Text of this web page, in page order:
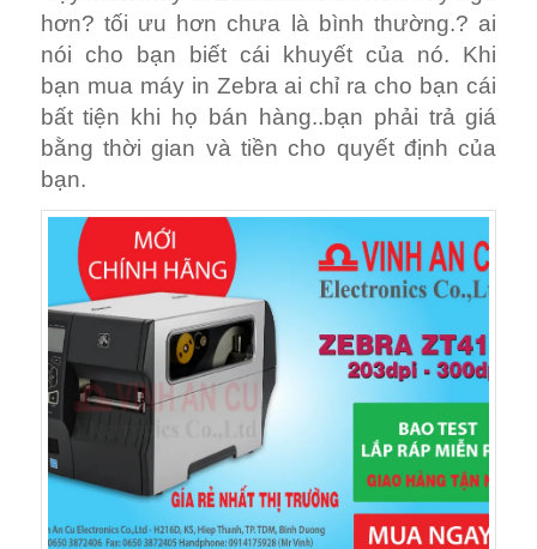
hơn? tối ưu hơn chưa là bình thường.? ai
nói cho bạn biết cái khuyết của nó. Khi
bạn mua máy in Zebra ai chỉ ra cho bạn cái
bất tiện khi họ bán hàng..bạn phải trả giá
bằng thời gian và tiền cho quyết định của
bạn.